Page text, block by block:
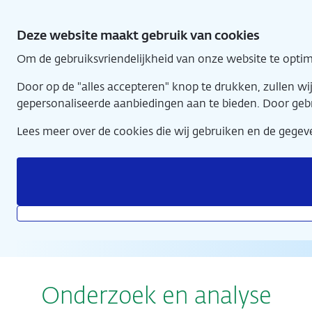
hoofdinhoud
Deze website maakt gebruik van cookies
Om de gebruiksvriendelijkheid van onze website te
Door op de "alles accepteren" knop te drukken, zullen
gepersonaliseerde aanbiedingen aan te bieden. Door
Lees meer over de cookies die wij gebruiken en de
Onderzoek en analyse